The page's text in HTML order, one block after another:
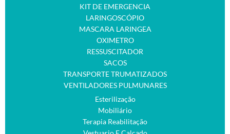
KIT DE EMERGENCIA
LARINGOSCÓPIO
MASCARA LARINGEA
OXIMETRO
RESSUSCITADOR
SACOS
TRANSPORTE TRUMATIZADOS
VENTILADORES PULMUNARES
Esterilização
Mobiliário
Terapia Reabilitação